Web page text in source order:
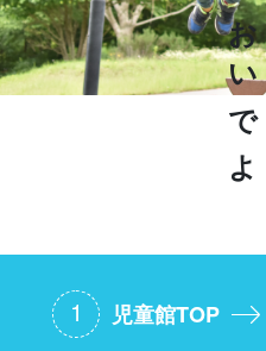
おいでよ
1 児童館TOP